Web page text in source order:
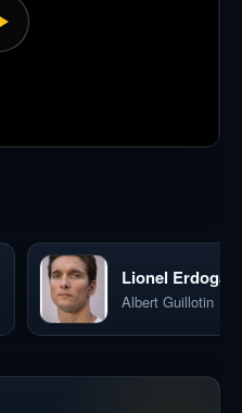
Lionel Erdogan
Albert Guillotin